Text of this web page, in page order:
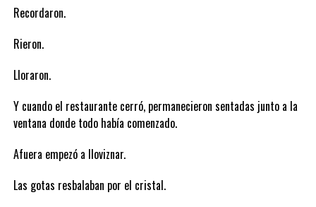
Recordaron.
Rieron.
Lloraron.
Y cuando el restaurante cerró, permanecieron sentadas junto a la
ventana donde todo había comenzado.
Afuera empezó a lloviznar.
Las gotas resbalaban por el cristal.